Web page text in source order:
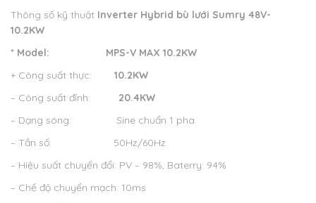
Thông số kỹ thuật Inverter Hybrid bù lưới Sumry 48V-
10.2KW
* Model:
MPS-V MAX 10.2KW
+ Công suất thực: 10.2KW
– Công suất đỉnh:
20.4KW
– Dạng sóng: Sine chuẩn 1 pha
– Tần số: 50Hz/60Hz
– Hiệu suất chuyển đổi: PV – 98%, Baterry: 94%
– Chế độ chuyển mạch: 10ms